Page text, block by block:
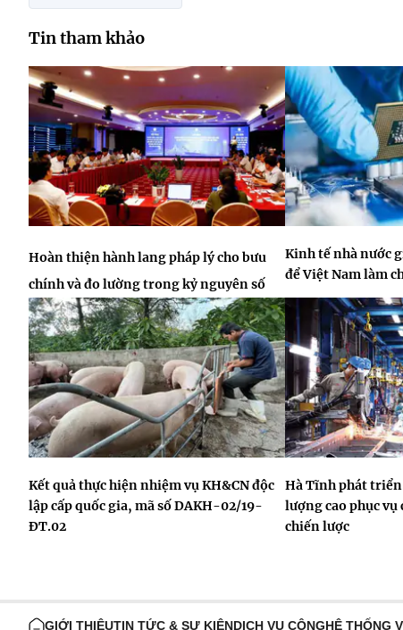
Tin tham khảo
Hoàn thiện hành lang pháp lý cho bưu
chính và đo lường trong kỷ nguyên số
Kinh tế nhà nước
để Việt Nam làm
Kết quả thực hiện nhiệm vụ KH&CN độc
lập cấp quốc gia, mã số DAKH-02/19-
ĐT.02
Hà Tĩnh phát
lượng cao phục vụ
chiến lược
GIỚI THIỆUTIN TỨC & SỰ KIỆNDỊCH VỤ CÔNGHỆ THỐNG